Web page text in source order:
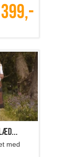
399,-
læd...
med